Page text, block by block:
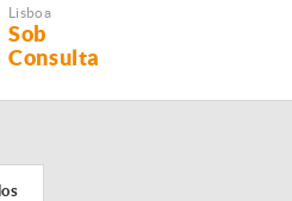
Manutenção,
Restauro e
Remodelação de
imóveis!
Lisboa
Sob
Consulta